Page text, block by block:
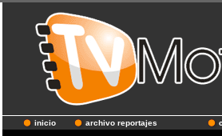
inicio archivo reportajes